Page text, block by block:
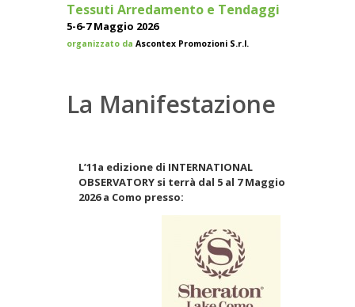
Tessuti Arredamento e Tendaggi
5-6-7 Maggio 2026
organizzato da Ascontex Promozioni S.r.l.
La Manifestazione
L’11a edizione di INTERNATIONAL
OBSERVATORY si terrà dal 5 al 7 Maggio
2026 a Como presso: